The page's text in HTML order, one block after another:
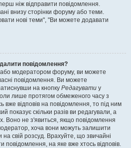
ніж відправити повідомлення.
внизу сторінки форуму або теми.
нові теми", "Ви можете додавати
повідомлення?
модератором форуму, ви можете
повідомлення. Ви можете
на кнопку Редагувати у
лише протягом обмеженого часу з
відповів на повідомлення, то під ним
показує скільки разів ви редагували, а
Воно не з'явиться, якщо повідомлення
хоча вони можуть залишити
свій розсуд. Врахуйте, що звичайні
повідомлення, на яке вже хтось відповів.